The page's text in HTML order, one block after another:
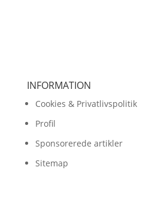
INFORMATION
Cookies & Privatlivspolitik
Profil
Sponsorerede artikler
Sitemap